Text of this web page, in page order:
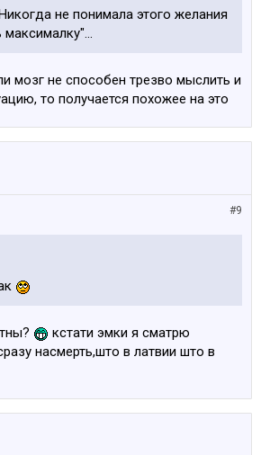
не понимала этого желания
мозг не способен трезво мыслить и
то получается похожее на это
#9
кстати эмки я сматрю
насмерть,што в латвии што в